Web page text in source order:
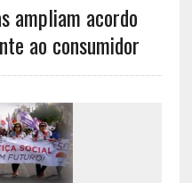
ampliam acordo
ao consumidor